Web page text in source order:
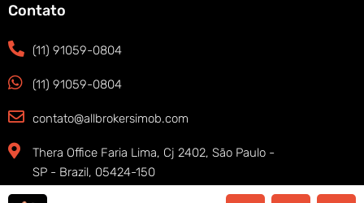
Contato
(11) 91059-0804
(11) 91059-0804
contato@allbrokersimob.com
Thera Office Faria Lima, Cj 2402, São Paulo -
SP - Brazil, 05424-150